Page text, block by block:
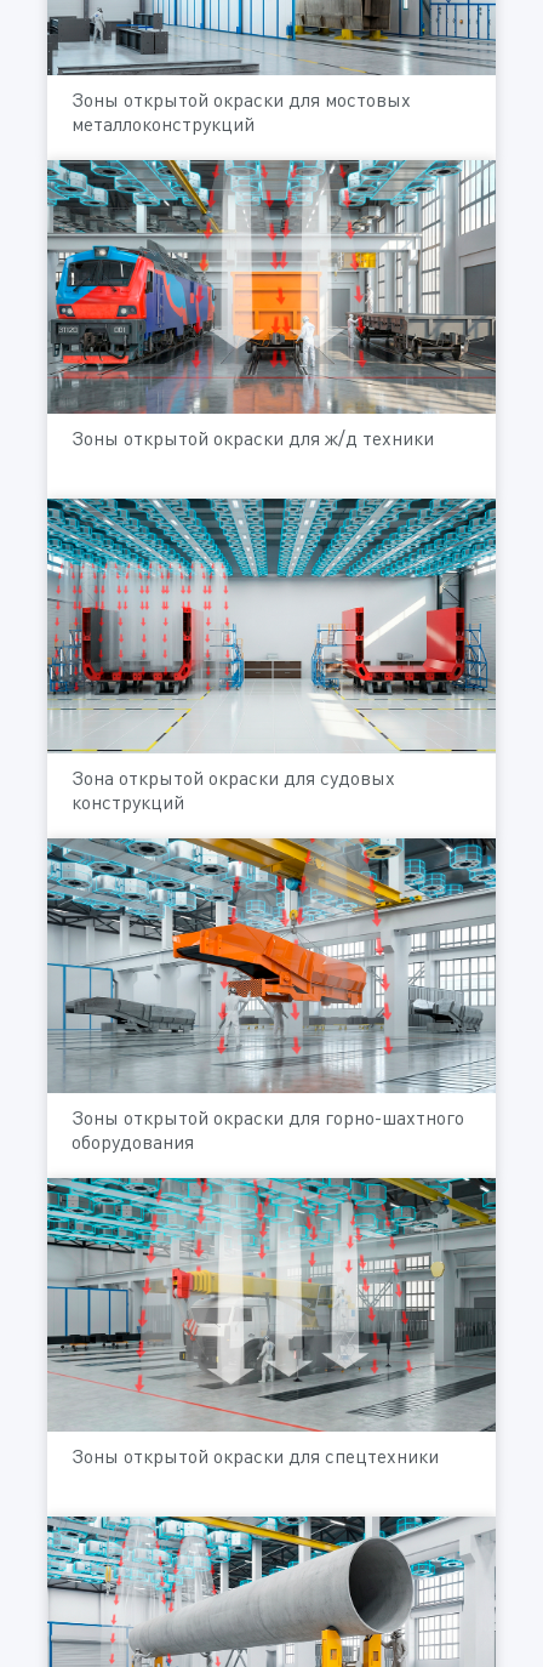
Зоны открытой окраски для мостовых
металлоконструкций
Зоны открытой окраски для ж/д техники
Зона открытой окраски для судовых
конструкций
Зоны открытой окраски для горно-шахтного
оборудования
Зоны открытой окраски для спецтехники